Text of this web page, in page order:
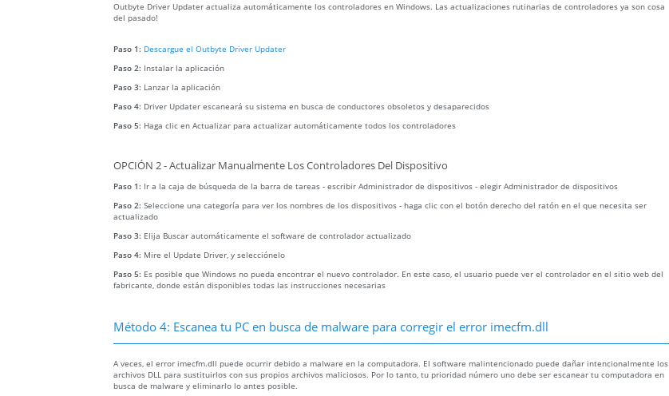
Outbyte Driver Updater actualiza automáticamente los controladores en Windows. Las actualizaciones rutinarias de controladores ya son cosa
del pasado!
Paso 1: Descargue el Outbyte Driver Updater
Paso 2: Instalar la aplicación
Paso 3: Lanzar la aplicación
Paso 4: Driver Updater escaneará su sistema en busca de conductores obsoletos y desaparecidos
Paso 5: Haga clic en Actualizar para actualizar automáticamente todos los controladores
OPCIÓN 2 - Actualizar Manualmente Los Controladores Del Dispositivo
Paso 1: Ir a la caja de búsqueda de la barra de tareas - escribir Administrador de dispositivos - elegir Administrador de dispositivos
Paso 2: Seleccione una categoría para ver los nombres de los dispositivos - haga clic con el botón derecho del ratón en el que necesita ser
actualizado
Paso 3: Elija Buscar automáticamente el software de controlador actualizado
Paso 4: Mire el Update Driver, y selecciónelo
Paso 5: Es posible que Windows no pueda encontrar el nuevo controlador. En este caso, el usuario puede ver el controlador en el sitio web del
fabricante, donde están disponibles todas las instrucciones necesarias
Método 4: Escanea tu PC en busca de malware para corregir el error imecfm.dll
A veces, el error imecfm.dll puede ocurrir debido a malware en la computadora. El software malintencionado puede dañar intencionalmente los
archivos DLL para sustituirlos con sus propios archivos maliciosos. Por lo tanto, tu prioridad número uno debe ser escanear tu computadora en
busca de malware y eliminarlo lo antes posible.